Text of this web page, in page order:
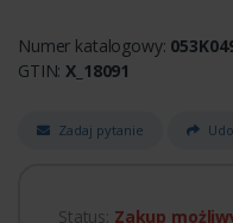
Numer katalogowy:
GTIN:X_18091
Zadaj pytanie
Status: Zakup